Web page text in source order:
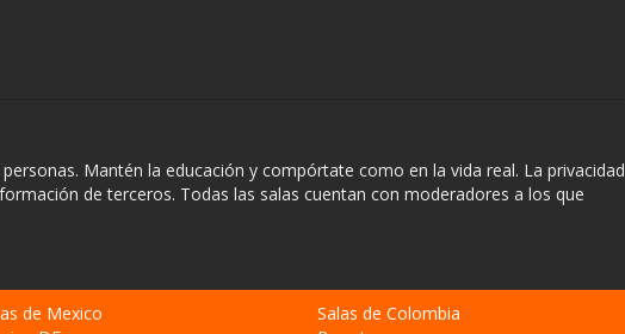
Mantén la educación y compórtate como en la vida real. La privacidad
de terceros. Todas las salas cuentan con moderadores a los que
de Mexico
Salas de Colombia